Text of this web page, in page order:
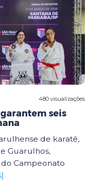
480 visualizações
seis
de karatê,
Guarulhos,
Campeonato